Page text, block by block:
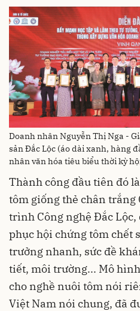
Doanh nhân Nguyễn Thị Nga -
sản Đắc Lộc (áo dài xanh, hàng
nhân văn hóa tiêu biểu thời kỳ
Thành công đầu tiên đó
tôm giống thẻ chân trắng
trình Công nghệ Đắc
phục hội chứng tôm chết
trưởng nhanh, sức đề
tiết, môi trường... Mô
cho nghề nuôi tôm nói
Việt Nam nói chung, đã